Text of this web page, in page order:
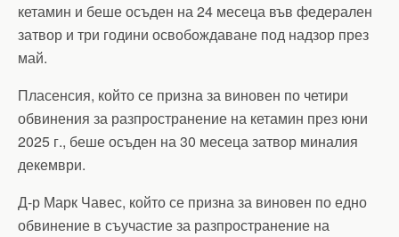
кетамин и беше осъден на 24 месеца във федерален
затвор и три години освобождаване под надзор през
май.
Пласенсия, който се призна за виновен по четири
обвинения за разпространение на кетамин през юни
2025 г., беше осъден на 30 месеца затвор миналия
декември.
Д-р Марк Чавес, който се призна за виновен по едно
обвинение в съучастие за разпространение на